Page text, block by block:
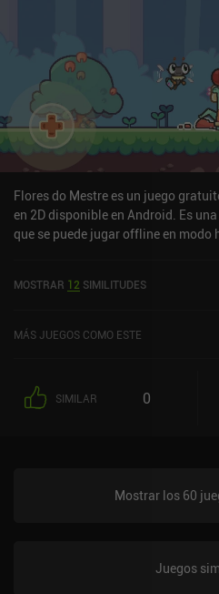
Flores do Mestre es un juego
en 2D disponible en Android. Es
que se puede jugar offline en modo
MOSTRAR 12 SIMILITUDES
MÁS JUEGOS COMO ESTE
SIMILAR 0
Mostrar los 60
Juegos